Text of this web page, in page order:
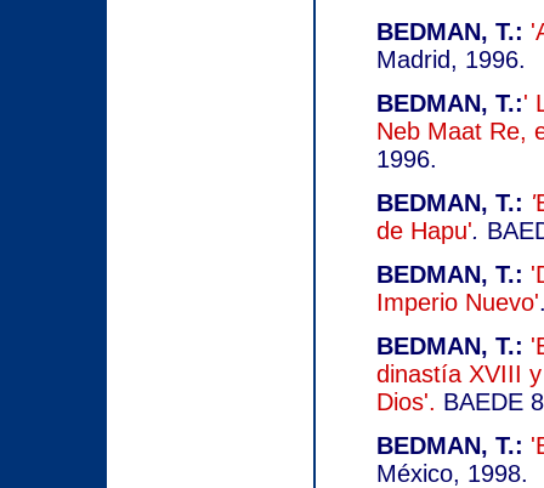
BEDMAN, T.:
Madrid, 1996.
BEDMAN, T.:'
Neb Maat Re,
1996.
BEDMAN, T.: '
de Hapu'.
BEDMAN, T.:
Imperio Nuevo'
BEDMAN, T.:
dinastía XVIII
Dios'. BAEDE
BEDMAN, T.:
México, 1998.